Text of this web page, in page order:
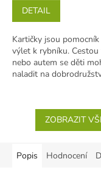
DETAIL
Kartičky jsou
výlet k rybníku. Cestou
nebo autem se děti
naladit na
ZOBRAZIT
Popis Hodnocení